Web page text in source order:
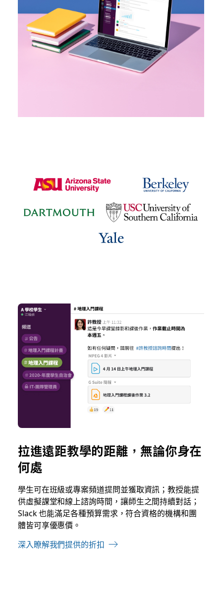
拉進遠距教學的距離，無論你身在
何處
學生可在班級或專案頻道提問並獲取資訊；教授能提
供虛擬課堂和線上諮詢時間，讓師生之間持續對話；
Slack 也能滿足各種預算需求，符合資格的機構和團
體皆可享優惠價。
深入瞭解我們提供的折扣